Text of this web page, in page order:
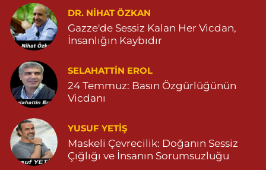
0 (482) 213 11 71 Yol Tarifi Al
Serhat Eczanesi
ZEYTİNPINAR MAH.ROJ CAD. DEVLET HASTANESİ KARŞISI NO:11
04822513006
0 (482) 251 30 06 Yol Tarifi Al
Çınarbaş Eczanesi
BAHÇEBAŞI MAHALLESİ HANSEHATUN CADDE NO:120 C
04825911015
0 (482) 591 10 15
DR. NIHAT ÖZKAN
Gazze'de Sessiz Kalan Her Vicdan,
İnsanlığın Kaybıdır
SELAHATTIN EROL
24 Temmuz: Basın Özgürlüğünün
Vicdanı
YUSUF YETİŞ
Maskeli Çevrecilik: Doğanın Sessiz
Çığlığı ve İnsanın Sorumsuzluğu